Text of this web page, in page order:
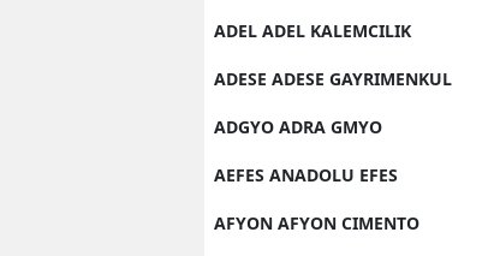
ADEL ADEL KALEMCILIK
ADESE ADESE GAYRIMENKUL
ADGYO ADRA GMYO
AEFES ANADOLU EFES
AFYON AFYON CIMENTO